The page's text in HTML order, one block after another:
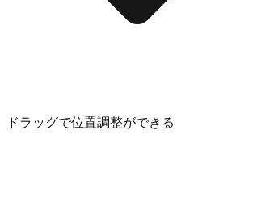
ドラッグで位置調整ができる